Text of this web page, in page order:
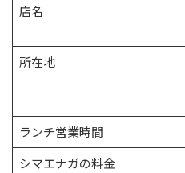
店名
所在地
ランチ営業時間
シマエナガの料金